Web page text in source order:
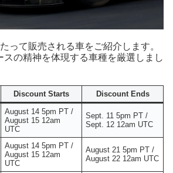
って販売される車をご紹介します。
スの精神を体現する車種を厳選しまし
Discount Starts Discount Ends
August 14 5pm PT /
August 15 12am
UTC
Sept. 11 5pm PT /
Sept. 12 12am UTC
August 14 5pm PT /
August 15 12am
UTC
August 21 5pm PT /
August 22 12am UTC